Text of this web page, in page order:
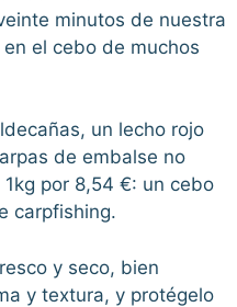
minutos de nuestra
el cebo de muchos
un lecho rojo
de embalse no
por 8,54 €: un cebo
carpfishing.
y seco, bien
y textura, y protégelo